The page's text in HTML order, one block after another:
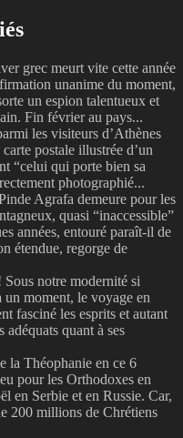
grec meurt vite cette année
unanime du moment,
un espion talentueux et
Fin février au pays...
les visiteurs d’Athènes
postale illustrée d’un
“celui qui porte bien sa
photographié...
Agrafa demeure pour les
quasi “inaccessible”
années, entouré paraît-il de
étendue, regorge de
Sous notre modernité si
un moment, le voyage en
fasciné les esprits et autant
quant à ses
la Théophanie en ce 6
pour les Orthodoxes en
en Serbie et en Russie. Car,
200 millions de Chrétiens